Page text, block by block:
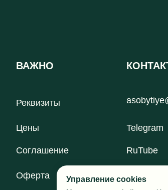
Управление cookies
ВАЖНО
Реквизиты
Цены
Соглашение
Оферта
Telegram
RuTube